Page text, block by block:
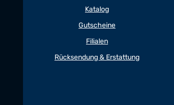
Katalog
Gutscheine
Filialen
Rücksendung & Erstattung